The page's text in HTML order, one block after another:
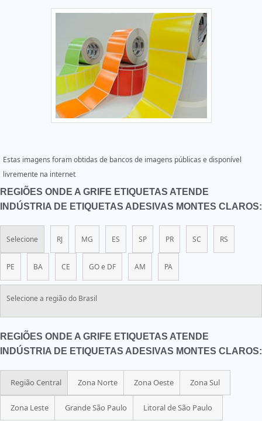
Estas imagens foram obtidas de bancos de imagens públicas e disponível
livremente na internet
REGIÕES ONDE A GRIFE ETIQUETAS ATENDE
INDÚSTRIA DE ETIQUETAS ADESIVAS MONTES CLAROS:
Selecione RJ MG ES SP PR SC RS
PE BA CE GO e DF AM PA
Selecione a região do Brasil
REGIÕES ONDE A GRIFE ETIQUETAS ATENDE
INDÚSTRIA DE ETIQUETAS ADESIVAS MONTES CLAROS:
Região Central Zona Norte Zona Oeste Zona Sul
Zona Leste Grande São Paulo Litoral de São Paulo